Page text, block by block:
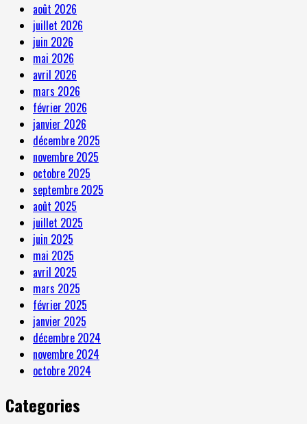
août 2026
juillet 2026
juin 2026
mai 2026
avril 2026
mars 2026
février 2026
janvier 2026
décembre 2025
novembre 2025
octobre 2025
septembre 2025
août 2025
juillet 2025
juin 2025
mai 2025
avril 2025
mars 2025
février 2025
janvier 2025
décembre 2024
novembre 2024
octobre 2024
Categories